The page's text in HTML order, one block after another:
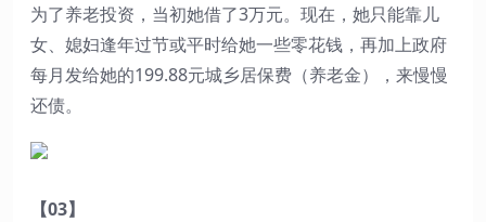
为了养老投资，当初她借了3万元。现在，她只能靠儿
女、媳妇逢年过节或平时给她一些零花钱，再加上政府
每月发给她的199.88元城乡居保费（养老金），来慢慢
还债。
【03】